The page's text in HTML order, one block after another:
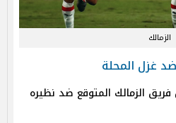
الزمالك
غزل المحلة
الزمالك المتوقع ضد نظيره